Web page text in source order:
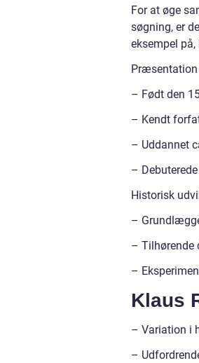
For at øge
søgning, er
eksempel
– Født den
– Kendt
– Uddannet
–
Historisk
–
– Tilhørende
–
Klaus
– Variation i
–